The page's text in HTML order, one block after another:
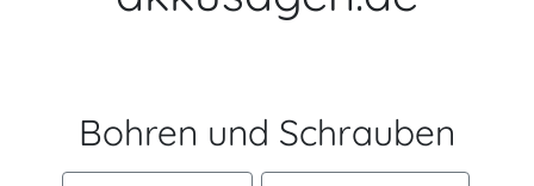
Bohren und Schrauben